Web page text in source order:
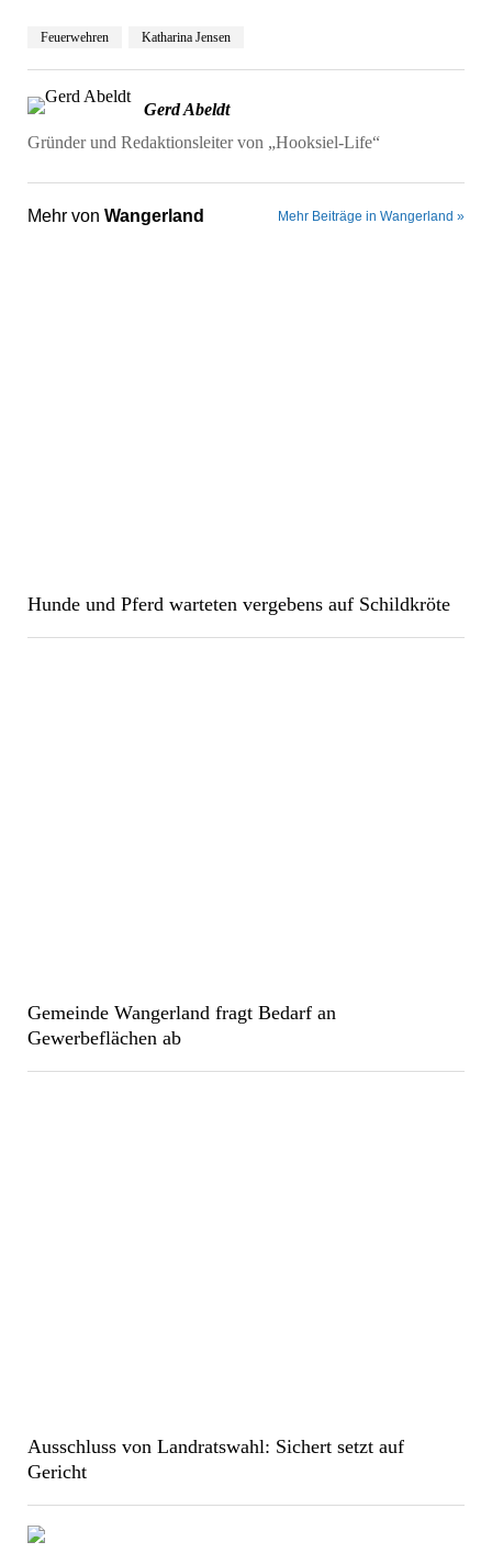
Feuerwehren Katharina Jensen
Gerd Abeldt
Gründer und Redaktionsleiter von „Hooksiel-Life“
Mehr von Wangerland Mehr Beiträge in Wangerland »
Hunde und Pferd warteten vergebens auf Schildkröte
Gemeinde Wangerland fragt Bedarf an
Gewerbeflächen ab
Ausschluss von Landratswahl: Sichert setzt auf
Gericht